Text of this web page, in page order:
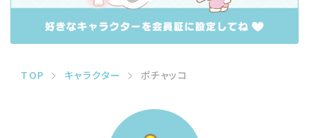
TOP キャラクター ポチャッコ